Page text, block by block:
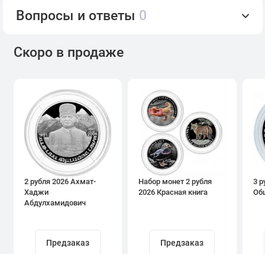
Вопросы и ответы 0
Скоро в продаже
2 рубля 2026 Ахмат-
Хаджи
Абдулхамидович
Предзаказ
Набор монет 2 рубля
2026 Красная книга
Предзаказ
3